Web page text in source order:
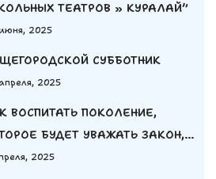
ТЕАТРОВ » КУРАЛАЙ”
2025
СУББОТНИК
2025
ВОСПИТАТЬ ПОКОЛЕНИЕ,
БУДЕТ УВАЖАТЬ ЗАКОН,
БОЯТЬСЯ ЕГО?
2025